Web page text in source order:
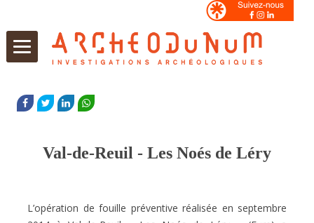
FACEBOOK
TWITTERLINKEDIN
Val-de-Reuil - Les Noés de Léry
L’opération de fouille préventive réalisée en septembre